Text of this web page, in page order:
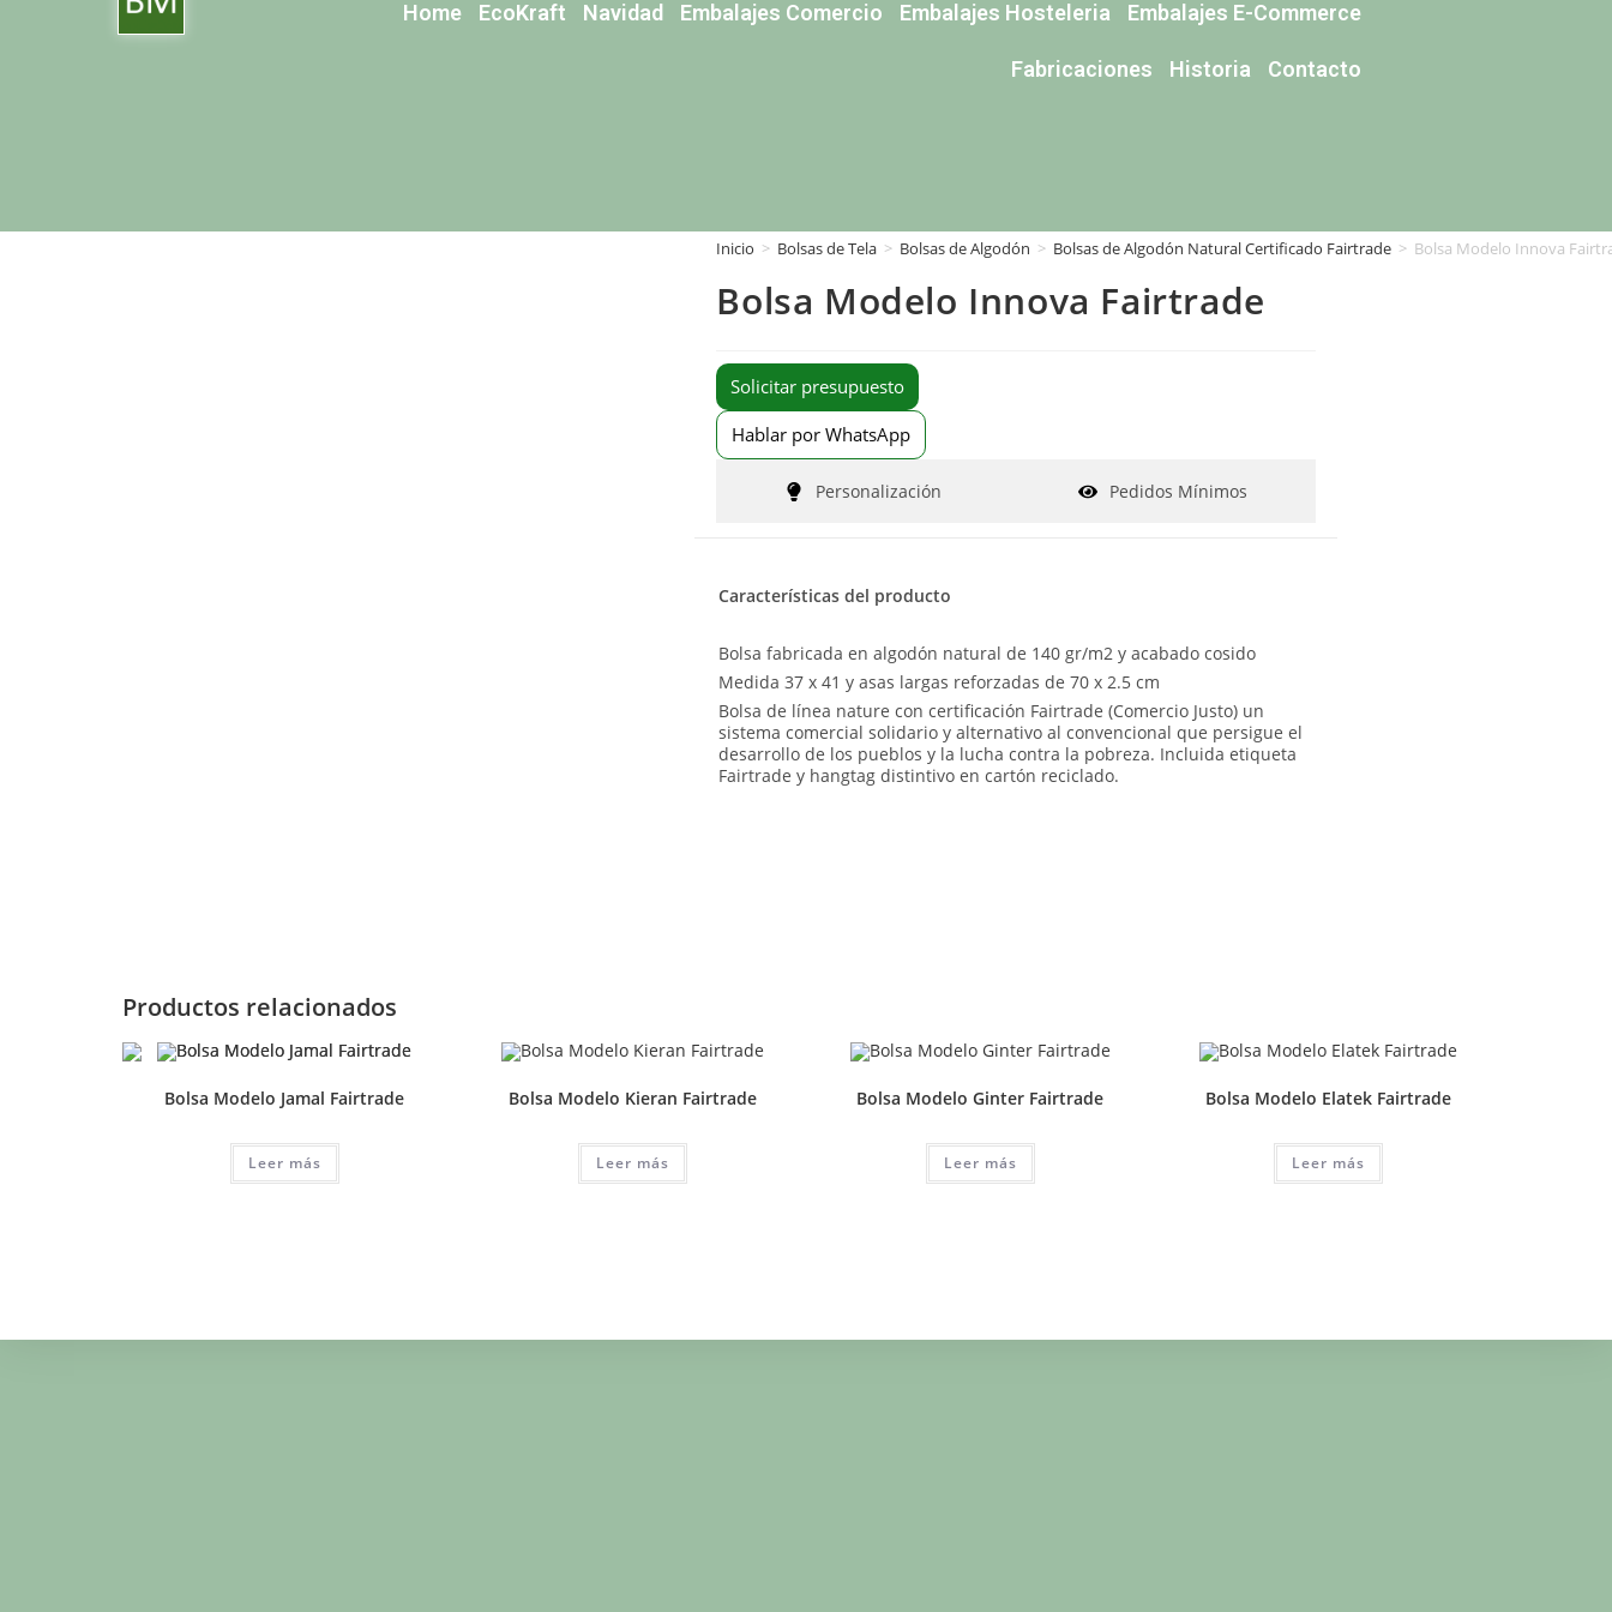
Home EcoKraft Navidad Embalajes Comercio Embalajes Hosteleria Embalajes E-Commerce
Fabricaciones Historia Contacto
Inicio > Bolsas de Tela > Bolsas de Algodón > Bolsas de Algodón Natural Certificado Fairtrade > Bolsa Modelo Innova
Bolsa Modelo Innova Fairtrade
Solicitar presupuesto
Hablar por WhatsApp
Personalización Pedidos Mínimos
Características del producto
Bolsa fabricada en algodón natural de 140 gr/m2 y acabado cosido
Medida 37 x 41 y asas largas reforzadas de 70 x 2.5 cm
Bolsa de línea nature con certificación Fairtrade (Comercio Justo) un
sistema comercial solidario y alternativo al convencional que persigue el
desarrollo de los pueblos y la lucha contra la pobreza. Incluida etiqueta
Fairtrade y hangtag distintivo en cartón reciclado.
Productos relacionados
Bolsa Modelo Jamal Fairtrade
Leer más
Bolsa Modelo Kieran Fairtrade
Leer más
Bolsa Modelo Ginter Fairtrade
Leer más
Bolsa Modelo Elatek Fairtrade
Leer más